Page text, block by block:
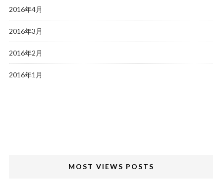
2016年4月
2016年3月
2016年2月
2016年1月
MOST VIEWS POSTS